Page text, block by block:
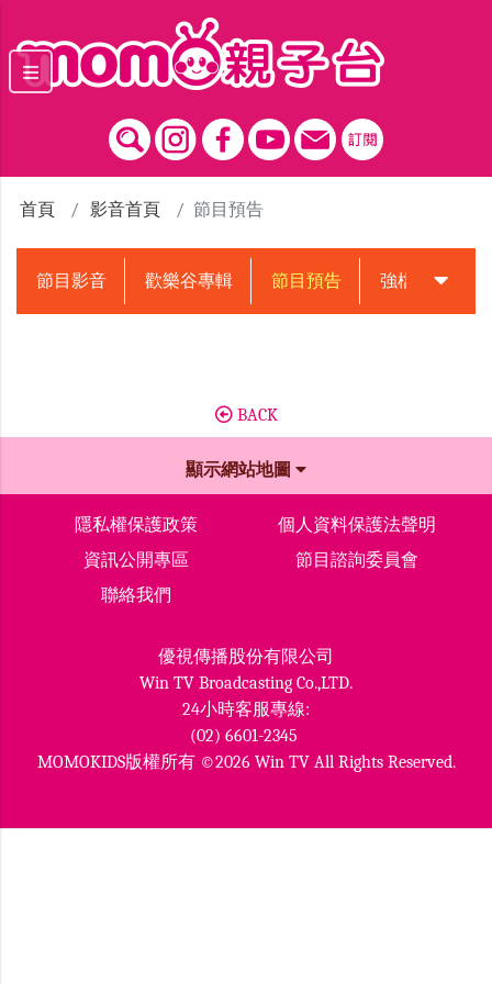
首頁 影音首頁 節目預告
節目影音 歡樂谷專輯 節目預告 強檔動畫預告
BACK
顯示網站地圖
隱私權保護政策
個人資料保護法聲明
資訊公開專區
節目諮詢委員會
聯絡我們
優視傳播股份有限公司
Win TV Broadcasting Co.,LTD.
24小時客服專線:
(02) 6601-2345
MOMOKIDS版權所有 ©2026 Win TV All Rights Reserved.